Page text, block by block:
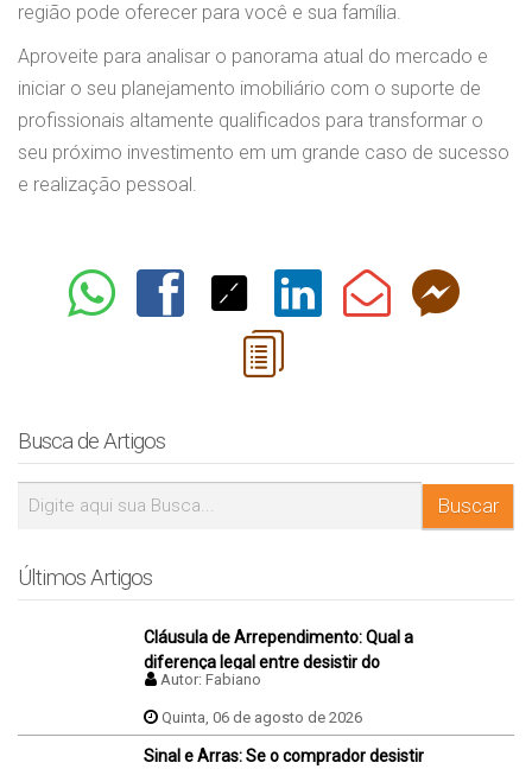
região pode oferecer para você e sua família.
Aproveite para analisar o panorama atual do mercado e
iniciar o seu planejamento imobiliário com o suporte de
profissionais altamente qualificados para transformar o
seu próximo investimento em um grande caso de sucesso
e realização pessoal.
Busca de Artigos
Últimos Artigos
Cláusula de Arrependimento: Qual a
diferença legal entre desistir do
negócio antes e depois da assinatura
da promessa de compra e venda do
imóvel?
Autor: Fabiano
Quinta, 06 de agosto de 2026
Sinal e Arras: Se o comprador desistir